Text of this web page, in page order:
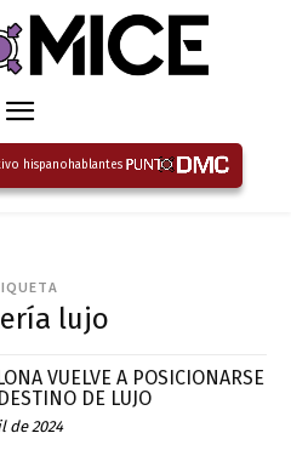
hispanohablantes
lujo
VUELVE A POSICIONARSE
DE LUJO
de 2024